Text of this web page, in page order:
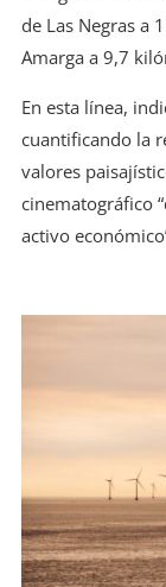
de Las Negras a
Amarga a 9,7
En esta línea,
cuantificando la
valores
cinematográfico
activo